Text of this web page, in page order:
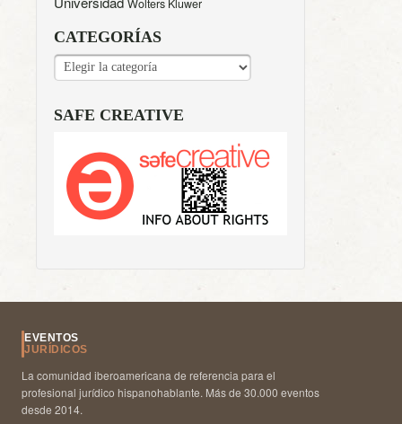
CATEGORÍAS
CATEGORÍAS
SAFE CREATIVE
EVENTOS
JURÍDICOS
La comunidad iberoamericana de referencia para el
profesional jurídico hispanohablante. Más de 30.000 eventos
desde 2014.